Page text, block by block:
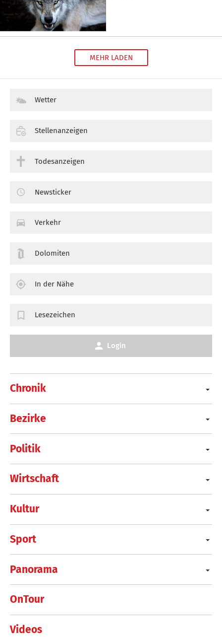
MEHR LADEN
Chronik
Bezirke
Politik
Wirtschaft
Kultur
Sport
Panorama
OnTour
Videos
Wetter
Stellenanzeigen
Todesanzeigen
Newsticker
Verkehr
Dolomiten
In der Nähe
Lesezeichen
Login